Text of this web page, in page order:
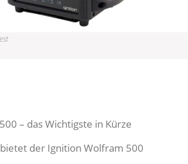
– das Wichtigste in Kürze
der Ignition Wolfram 500